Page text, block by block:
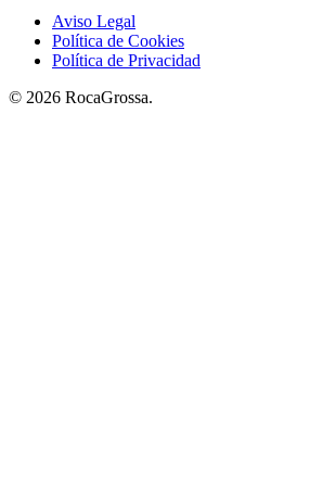
Aviso Legal
Política de Cookies
Política de Privacidad
© 2026 RocaGrossa.